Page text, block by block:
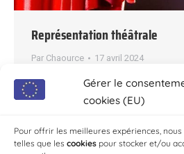
Gérer le
cookies (EU)
Pour offrir les meilleures expériences,
telles que les cookies pour stocker et/ou
Représentation théâtrale
Par Chaource 17 avril 2024
15 Juin à 20:30 à la Salle des
Représentation théâtrale de la
MPT